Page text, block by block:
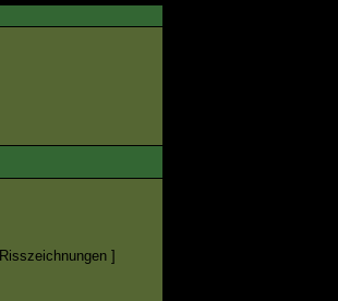
Risszeichnungen ]